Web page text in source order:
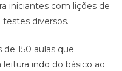
iniciantes com lições de
diversos.
150 aulas que
indo do básico ao